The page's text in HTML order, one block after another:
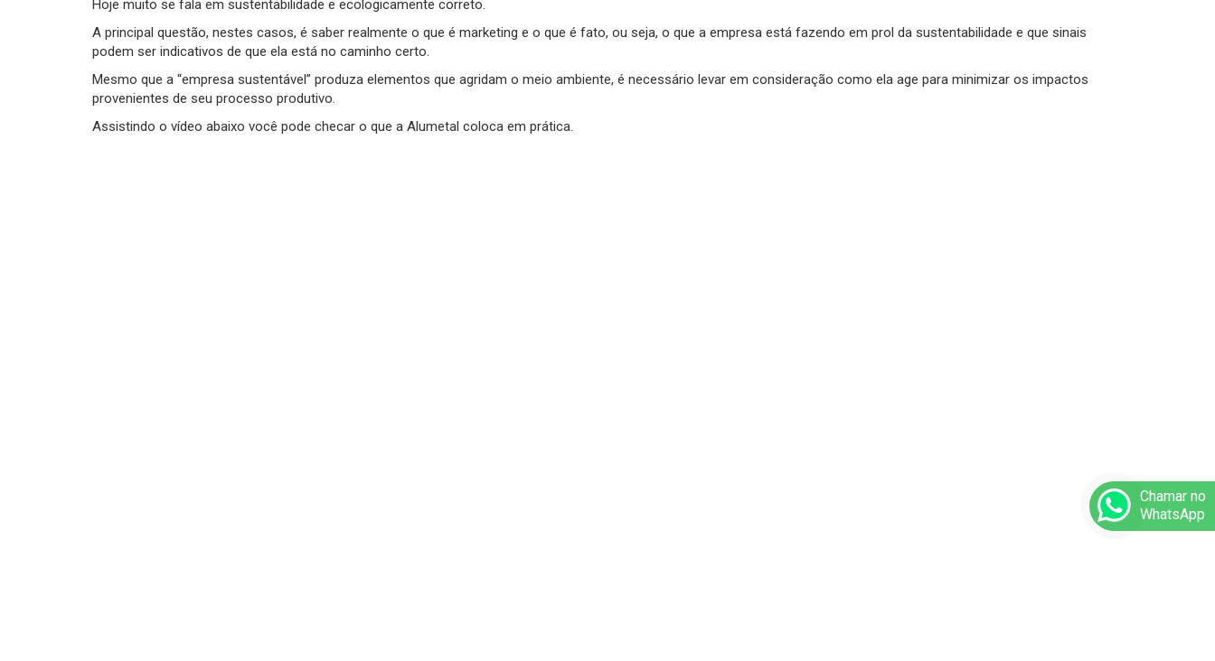
Hoje muito se fala em sustentabilidade e ecologicamente correto.
A principal questão, nestes casos, é saber realmente o que é marketing e o que é fato, ou seja, o que a empresa está fazendo em prol da sustentabilidade e que sinais
podem ser indicativos de que ela está no caminho certo.
Mesmo que a “empresa sustentável” produza elementos que agridam o meio ambiente, é necessário levar em consideração como ela age para minimizar os impactos
provenientes de seu processo produtivo.
Assistindo o vídeo abaixo você pode checar o que a Alumetal coloca em prática.
Chamar no
WhatsApp